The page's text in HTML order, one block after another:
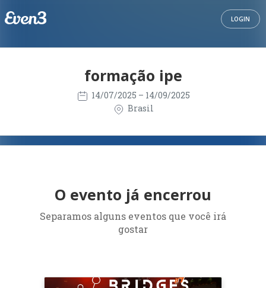
LOGIN
formação ipe
14/07/2025 – 14/09/2025
Brasil
O evento já encerrou
Separamos alguns eventos que você irá
gostar